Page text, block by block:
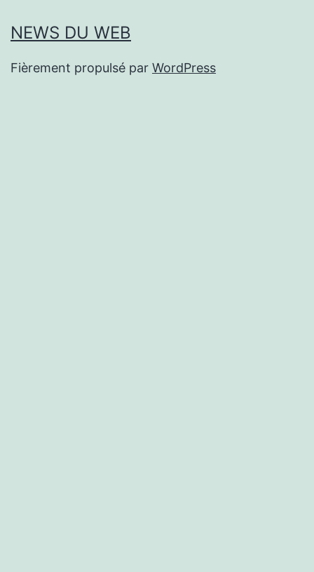
NEWS DU WEB
Fièrement propulsé par WordPress